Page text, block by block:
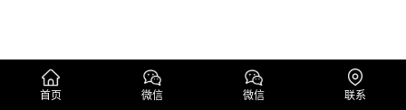
首页 微信 微信 联系